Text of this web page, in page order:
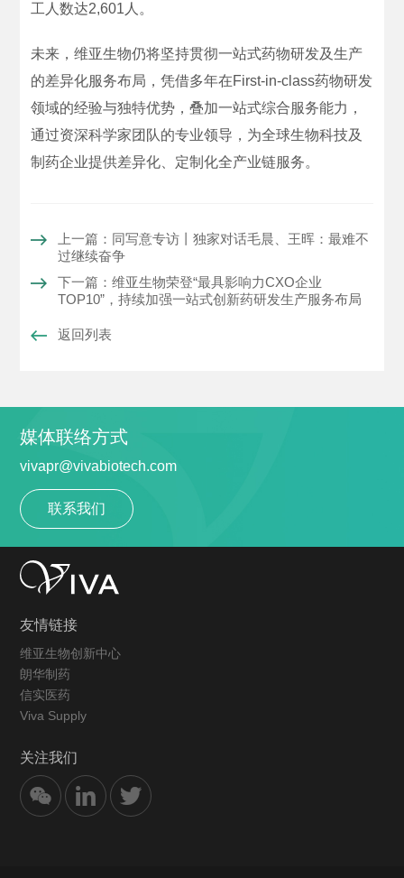
工人数达2,601人。
未来，维亚生物仍将坚持贯彻一站式药物研发及生产
的差异化服务布局，凭借多年在First-in-class药物研发
领域的经验与独特优势，叠加一站式综合服务能力，
通过资深科学家团队的专业领导，为全球生物科技及
制药企业提供差异化、定制化全产业链服务。
上一篇：同写意专访丨独家对话毛晨、王晖：最难不
过继续奋争
下一篇：维亚生物荣登“最具影响力CXO企业
TOP10”，持续加强一站式创新药研发生产服务布局
返回列表
媒体联络方式
vivapr@vivabiotech.com
联系我们
友情链接
维亚生物创新中心
朗华制药
信实医药
Viva Supply
关注我们